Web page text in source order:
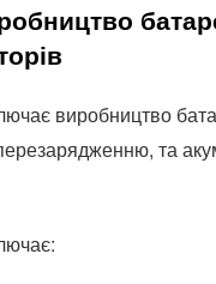
виробництво
та